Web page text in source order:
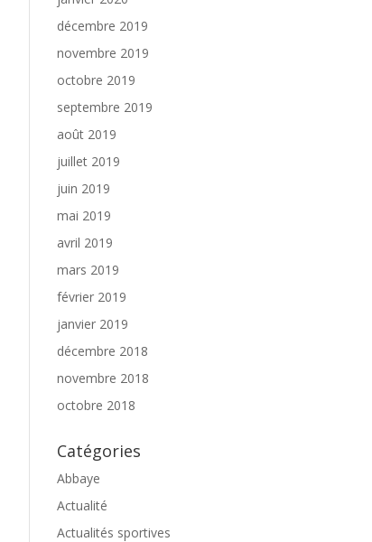
décembre 2019
novembre 2019
octobre 2019
septembre 2019
août 2019
juillet 2019
juin 2019
mai 2019
avril 2019
mars 2019
février 2019
janvier 2019
décembre 2018
novembre 2018
octobre 2018
Catégories
Abbaye
Actualité
Actualités sportives